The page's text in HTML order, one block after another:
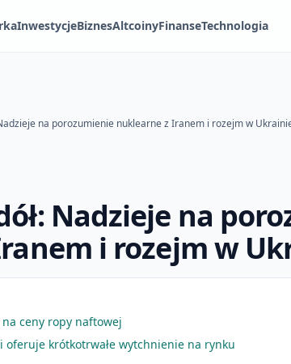
InwestycjeBiznesAltcoinyFinanseTechnologia
na porozumienie nuklearne z Iranem i rozejm w
Nadzieje na
i rozejm w
ceny ropy naftowej
oferuje krótkotrwałe wytchnienie na rynku